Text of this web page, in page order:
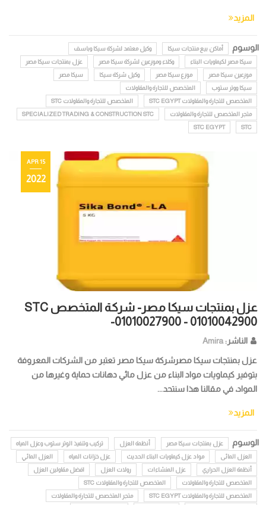
المزيد
الوسوم أماكن بيع منتجات سيكا
وكيل معتمد لشركة سيكا وباسف
سيكا مصر لكيماويات البناء
وكلاء وموزعين لشركة سيكا مصر
عزل بمنتجات سيكا مصر
موزعين سيكا مصر
موزع سيكا مصر وكيل شركة سيكا
سيكا مصر
سيكا ووتر ستوب
المتخصص للتجارة والمقاولات
المتخصص للتجارة والمقاولات STC EGYPT
المتخصص للتجارة والمقاولات STC
متجر المتخصص للتجارة والمقاولات
SPECIALIZED TRADING & CONSTRUCTION STC
STC
STC EGYPT
عزل بمنتجات سيكا مصر- شركة المتخصص STC
-01010027900 - 01010042900
15 APR
2022
الناشر:Amira
عزل بمنتجات سيكا مصرشركة سيكا مصر تعتبر من الشركات المعروفة
بتوفير كيماويات مواد البناء من عزل مائي دهانات حماية وغيرها من
المواد، في مقالنا هذا سنتحد...
المزيد
الوسوم عزل بمنتجات سيكا مصر أنظمة العزل
تركيب وتنفيذ الوتر ستوب وعزل المياه
العزل المائى
مواد عزل كيماويات البناء الحديث عزل خزانات المياه
العزل المائي
أنظمة العزل الحراري
عزل المنشاءات رولات العزل
افضل مقاولين العزل
المتخصص للتجارة والمقاولات
المتخصص للتجارة والمقاولات STC
المتخصص للتجارة والمقاولات STC EGYPT
متجر المتخصص للتجارة والمقاولات